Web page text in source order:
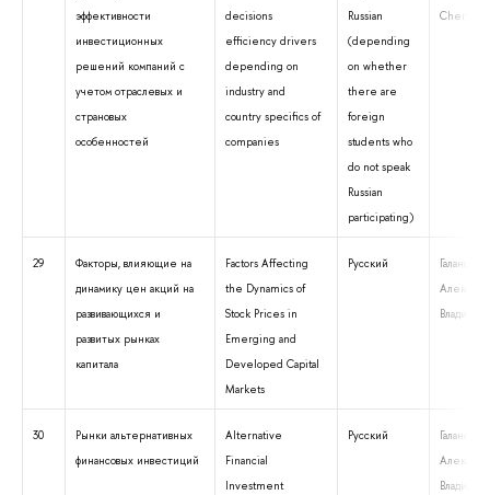
эффективности
инвестиционных
решений компаний с
учетом отраслевых и
страновых
особенностей
decisions
efficiency drivers
depending on
industry and
country specifics of
companies
Russian
(depending
on whether
there are
foreign
students who
do not speak
Russian
participating)
29
Факторы, влияющие на
динамику цен акций на
развивающихся и
развитых рынках
капитала
Factors Affecting
the Dynamics of
Stock Prices in
Emerging and
Developed Capital
Markets
Русский
Галанова
30
Рынки альтернативных
финансовых инвестиций
Alternative
Financial
Investment
Русский
Галанова